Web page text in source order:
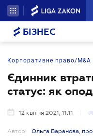
БІЗНЕС
Корпоративне право/M&A
Єдинник
статус: як
12 квітня 2021, 11:11
Автор:
Ольга Баранова,